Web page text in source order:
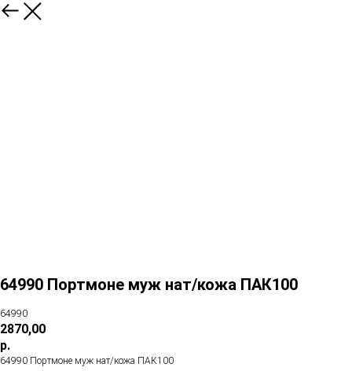
64990 Портмоне муж нат/кожа ПАК100
64990
2870,00
р.
64990 Портмоне муж нат/кожа ПАК100